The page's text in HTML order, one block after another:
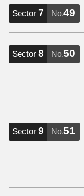
Sector 7 No.49
Sector 8 No.50
Sector 9 No.51